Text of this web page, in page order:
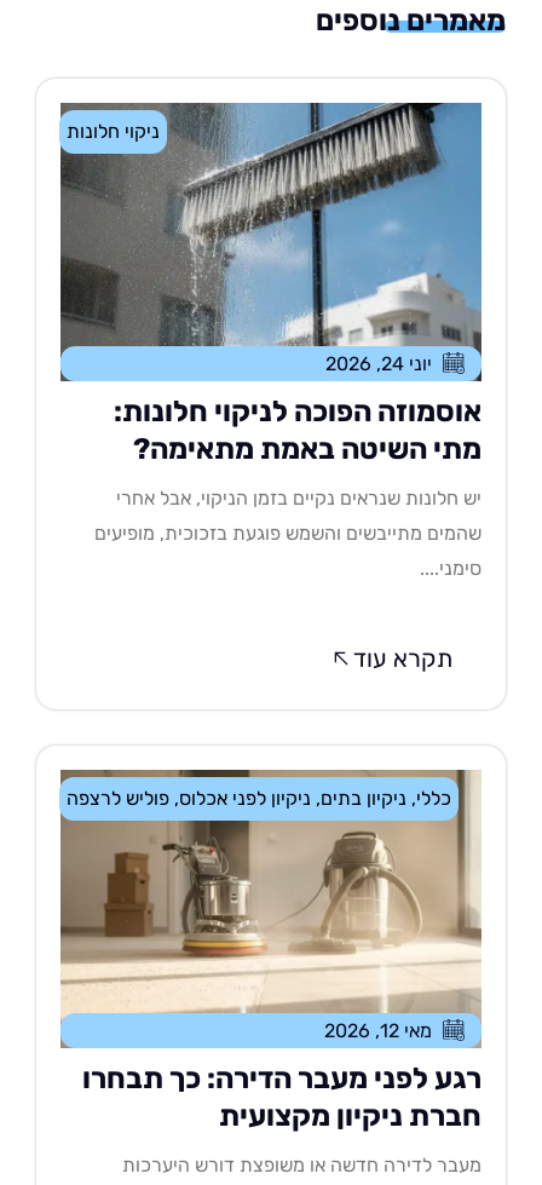
נוספים
ניקוי חלונות
יוני 24, 2026
הפוכה לניקוי חלונות:
השיטה באמת מתאימה?
חלונות שנראים נקיים בזמן הניקוי, אבל אחרי
מתייבשים והשמש פוגעת בזכוכית, מופיעים
תקרא עוד
ניקיון בתים,ניקיון לפני אכלוס,פוליש לרצפה
מאי 12, 2026
לפני מעבר הדירה: כך תבחרו
ניקיון מקצועית
לדירה חדשה או משופצת דורש היערכות